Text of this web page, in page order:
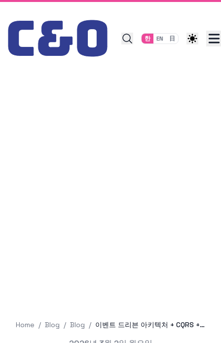
Skip to content
한 EN 日
Home / Blog / Blog / 이벤트 드리븐 아키텍처 + CQRS + Saga 패턴: MSA 실전 설계 가이드